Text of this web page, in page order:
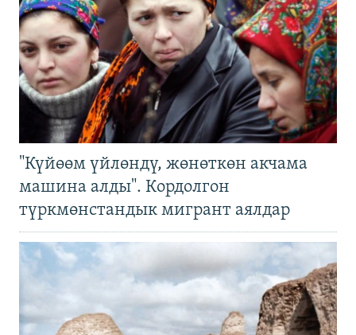
"Күйөөм үйлөндү, жөнөткөн акчама
машина алды". Кордолгон
түркмөнстандык мигрант аялдар